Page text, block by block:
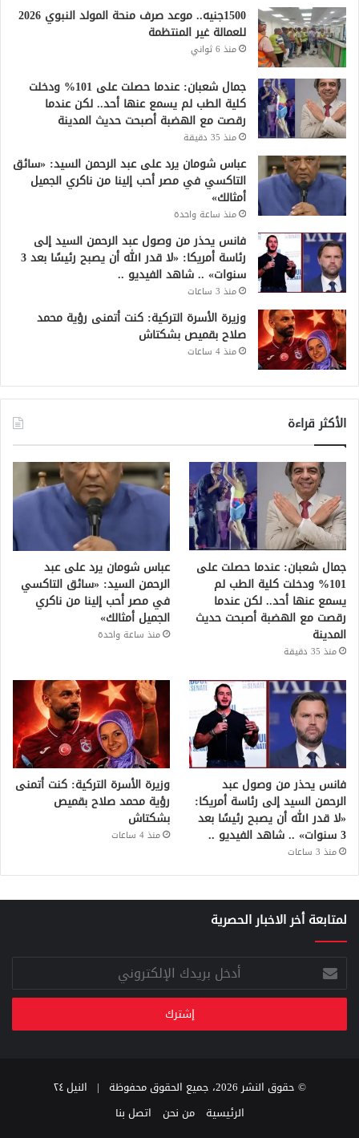
1500جنيه.. موعد صرف منحة المولد النبوي 2026
للعمالة غير المنتظمة
منذ 6 ثواني
جمال شعبان: عندما حصلت على 101% ودخلت
كلية الطب لم يسمع عنها أحد.. لكن عندما
رقصت مع الهضبة أصبحت حديث المدينة
منذ 35 دقيقة
عباس شومان يرد على عبد الرحمن السيد: «سائق
التاكسي في مصر أحب إلينا من ناكري الجميل
أمثالك»
منذ ساعة واحدة
فانس يحذر من وصول عبد الرحمن السيد إلى
رئاسة أمريكا: «لا قدر الله أن يصبح رئيسًا بعد 3
سنوات» .. شاهد الفيديو ..
منذ 3 ساعات
وزيرة الأسرة التركية: كنت أتمنى رؤية محمد
صلاح بقميص بشكتاش
منذ 4 ساعات
الأكثر قراءة
جمال شعبان: عندما حصلت على
101% ودخلت كلية الطب لم
يسمع عنها أحد.. لكن عندما
رقصت مع الهضبة أصبحت حديث
المدينة
منذ 35 دقيقة
عباس شومان يرد على عبد
الرحمن السيد: «سائق التاكسي
في مصر أحب إلينا من ناكري
الجميل أمثالك»
منذ ساعة واحدة
فانس يحذر من وصول عبد
الرحمن السيد إلى رئاسة أمريكا:
«لا قدر الله أن يصبح رئيسًا بعد
3 سنوات» .. شاهد الفيديو ..
منذ 3 ساعات
وزيرة الأسرة التركية: كنت أتمنى
رؤية محمد صلاح بقميص
بشكتاش
منذ 4 ساعات
لمتابعة أخر الاخبار الحصرية
أدخل
بريدك
الإلكتروني
© حقوق النشر 2026، جميع الحقوق محفوظة |
النيل ٢٤
الرئيسية
من نحن اتصل بنا